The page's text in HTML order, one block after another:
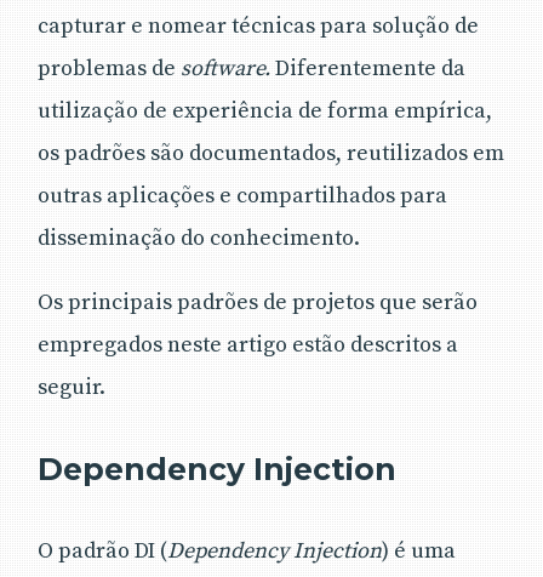
capturar e nomear técnicas para solução de
problemas de software.Diferentemente da
utilização de experiência de forma empírica,
os padrões são documentados, reutilizados em
outras aplicações e compartilhados para
disseminação do conhecimento.
Os principais padrões de projetos que serão
empregados neste artigo estão descritos a
seguir.
Dependency Injection
O padrão DI (Dependency Injection) é uma